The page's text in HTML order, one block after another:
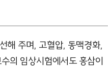
해 주며, 고혈압, 동맥경화,
의 임상시험에서도 홍삼이